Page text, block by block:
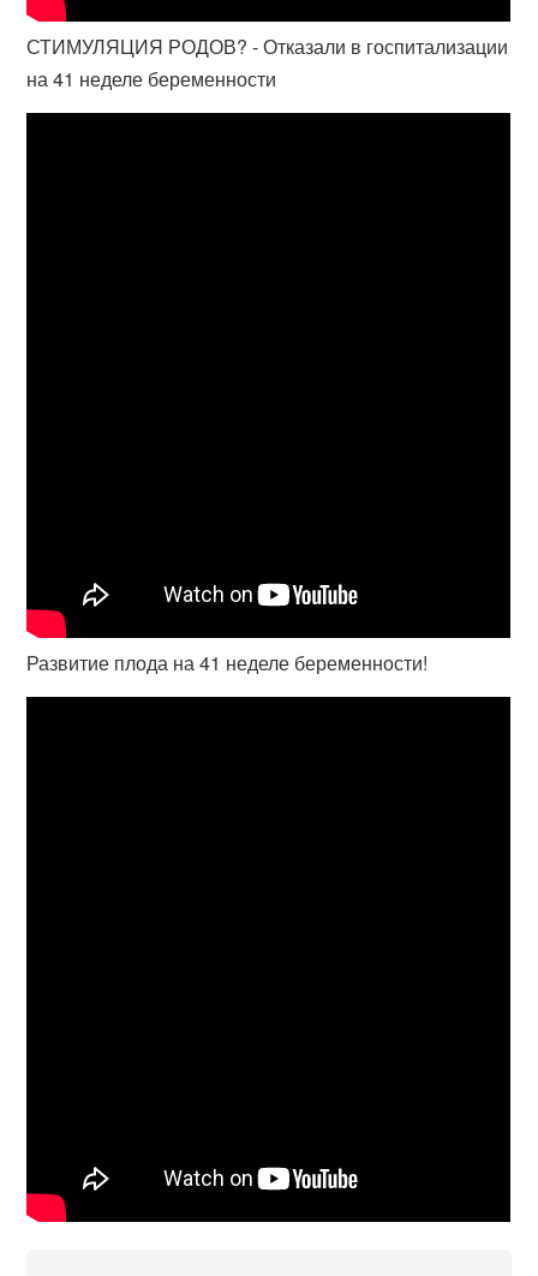
СТИМУЛЯЦИЯ РОДОВ? - Отказали в госпитализации
на 41 неделе беременности
Развитие плода на 41 неделе беременности!